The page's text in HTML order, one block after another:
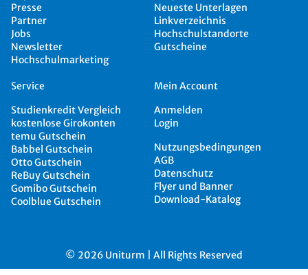
Presse
Partner
Jobs
Newsletter
Hochschulmarketing
Neueste Unterlagen
Linkverzeichnis
Hochschulstandorte
Gutscheine
Service
Studienkredit Vergleich
kostenlose Girokonten
temu Gutschein
Babbel Gutschein
Otto Gutschein
ReBuy Gutschein
Gomibo Gutschein
Coolblue Gutschein
Mein Account
Anmelden
Login
Nutzungsbedingungen
AGB
Datenschutz
Flyer und Banner
Download-Katalog
© 2026 Uniturm | All Rights Reserved